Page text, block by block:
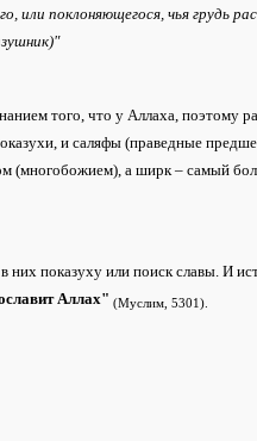
или поклоняющегося, чья грудь
того, что у Аллаха, поэтому
и саляфы (праведные
(многобожием), а ширк – самый
них показуху или поиск славы. И
Аллах" (Муслим, 5301).